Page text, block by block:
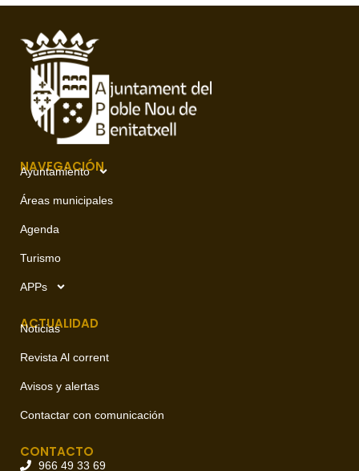
NAVEGACIÓN
Ayuntamiento
Áreas municipales
Agenda
Turismo
APPs
ACTUALIDAD
Noticias
Revista Al corrent
Avisos y alertas
Contactar con comunicación
CONTACTO
966 49 33 69